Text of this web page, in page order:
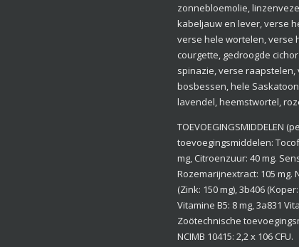
zonnebloemolie,
kabeljauw en lever, verse
verse hele wortelen, verse
courgette, gedroogde
spinazie, verse
bosbessen, hele
lavendel, heemstwortel,
TOEVOEGINGSMIDDELEN
toevoegingsmiddelen:
mg, Citroenzuur: 40 mg.
Rozemarijnextract: 105
(Zink: 150 mg), 3b406
Vitamine B5: 8 mg, 3a831
Zoötechnische
NCIMB 10415: 2,2 x 106 CFU.